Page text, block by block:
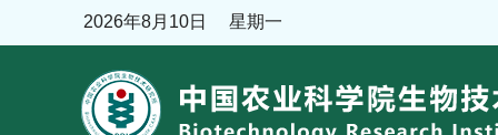
2026年8月10日 星期一